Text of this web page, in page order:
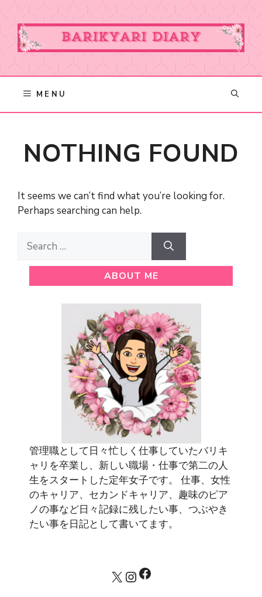
Skip
to
content
MENU
NOTHING FOUND
It seems we can’t find what you’re looking for.
Perhaps searching can help.
Search
for:
ABOUT ME
管理職として日々忙しく仕事していたバリキ
ャリを卒業し、新しい職場・仕事で第二の人
生をスタートした定年女子です。 仕事、女性
のキャリア、セカンドキャリア、趣味のピア
ノの事など日々記録に残したい事、つぶやき
たい事を日記として書いてます。
X Instagram
Facebook